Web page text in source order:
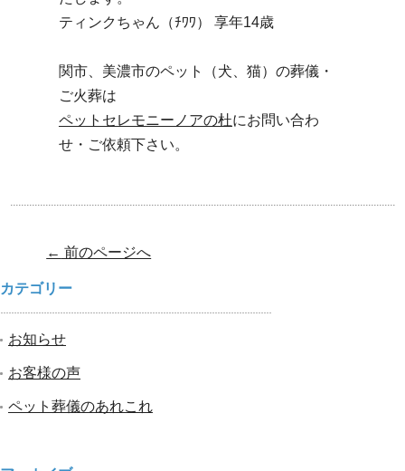
ティンクちゃん（ﾁﾜﾜ） 享年14歳
関市、美濃市のペット（犬、猫）の葬儀・
ご火葬は
ペットセレモニーノアの杜にお問い合わ
せ・ご依頼下さい。
Post navigation
← 前のページへ
カテゴリー
お知らせ
お客様の声
ペット葬儀のあれこれ